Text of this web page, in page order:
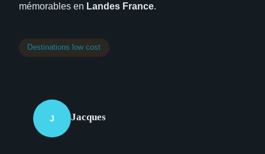
mémorables en Landes France.
Destinations low cost
J Jacques